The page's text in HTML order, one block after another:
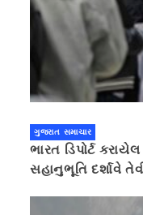
ગુજરાત સમાચાર
ભારત ડિપોર્ટ
સહાનુભૂતિ દર્શાવે